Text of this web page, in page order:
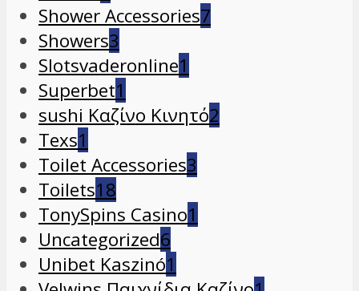
Shower Accessories7
Showers3
Slotsvaderonline1
Superbet1
sushi Καζίνο Κινητό2
Texs1
Toilet Accessories3
Toilets18
TonySpins Casino1
Uncategorized6
Unibet Kaszinó1